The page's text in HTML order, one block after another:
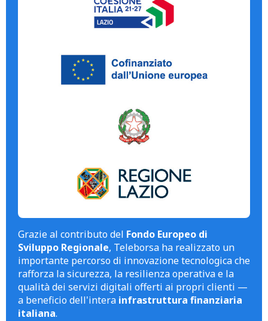
Grazie al contributo del Fondo Europeo di
Sviluppo Regionale, Teleborsa ha realizzato un
importante percorso di innovazione tecnologica che
rafforza la sicurezza, la resilienza operativa e la
qualità dei servizi digitali offerti ai propri clienti —
a beneficio dell'intera infrastruttura finanziaria
italiana.